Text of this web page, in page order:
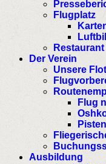
Flugplatz
Restaurant
Der Verein
Unsere
Flug
Ausbildung